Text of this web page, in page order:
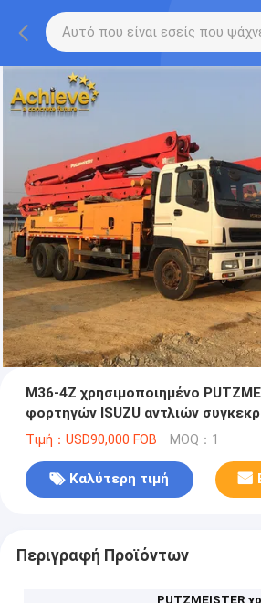
M36-4Z χρησιμοποιημένο
φορτηγών ISUZU αντλιών
Τιμή：USD90,000 FOB MOQ：1
Καλύτερη τιμή
Περιγραφή Προϊόντων
PUTZMEISTER